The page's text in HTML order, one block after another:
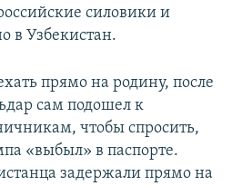
силовики и
в Узбекистан.
прямо на родину, после
сам подошел к
чтобы спросить,
«выбыл» в паспорте.
задержали прямо на